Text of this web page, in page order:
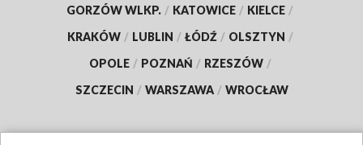
GORZÓW WLKP. / KATOWICE / KIELCE /
KRAKÓW / LUBLIN / ŁÓDŹ / OLSZTYN /
OPOLE / POZNAŃ / RZESZÓW /
SZCZECIN / WARSZAWA / WROCŁAW